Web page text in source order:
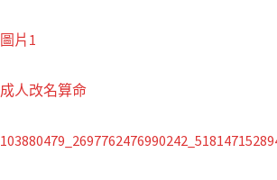
圖片1
成人改名算命